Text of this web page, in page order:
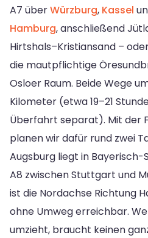
A7 überWürzburg, Kassel
Hamburg, anschließend
Hirtshals–Kristiansand –
die mautpflichtige
Osloer Raum. Beide Wege
Kilometer (etwa 19–21
Überfahrt separat). Mit der
planen wir dafür rund zwei
Augsburg liegt in
A8 zwischen Stuttgart und
ist die Nordachse Richtung
ohne Umweg erreichbar.
umzieht, braucht keinen